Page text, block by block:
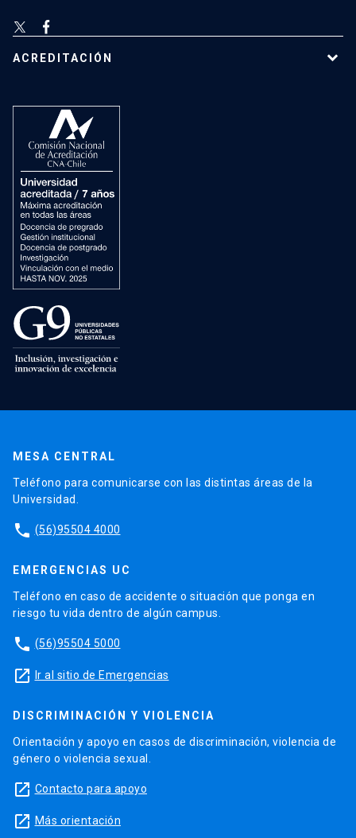
ACREDITACIÓN
MESA CENTRAL
Teléfono para comunicarse con las distintas áreas de la
Universidad.
phone (56)95504 4000
EMERGENCIAS UC
Teléfono en caso de accidente o situación que ponga en
riesgo tu vida dentro de algún campus.
phone (56)95504 5000
launch Ir al sitio de Emergencias
DISCRIMINACIÓN Y VIOLENCIA
Orientación y apoyo en casos de discriminación, violencia de
género o violencia sexual.
launch Contacto para apoyo
launch Más orientación